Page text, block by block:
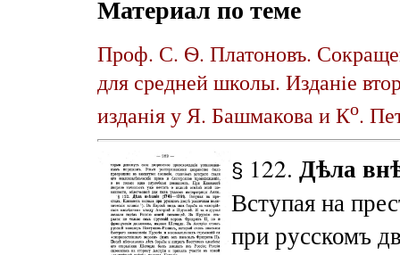
Материал по теме
Проф. С. Ѳ. Платоновъ.
для средней школы. Изданiе
изданiя у Я. Башмакова и Ко.
§ 122. Дѣла
Вступая на
при русскомъ